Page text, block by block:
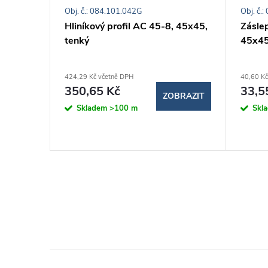
Hliníkový profil AC 45-8, 45x45,
tenký
424,29 Kč včetně DPH
350,65 Kč
Skladem >100 m
ZOBRAZIT
Obj. č.: 084.101.042G
40,60
Obj. č.: